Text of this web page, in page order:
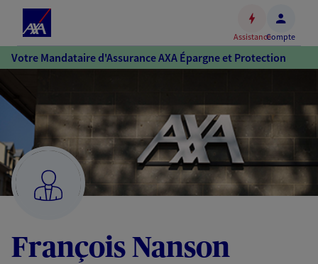
Accéder
au
Accéder
au
pied
de
page
AssistanceCompte
Votre Mandataire d'Assurance AXA Épargne et Protection
François Nanson